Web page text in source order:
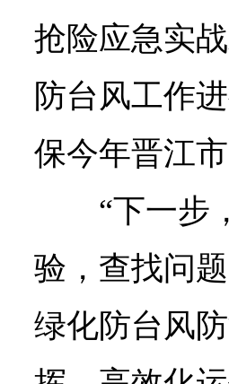
抢险应急实
防台风工作
保今年晋江
“下一步
验，查找问
绿化防台风